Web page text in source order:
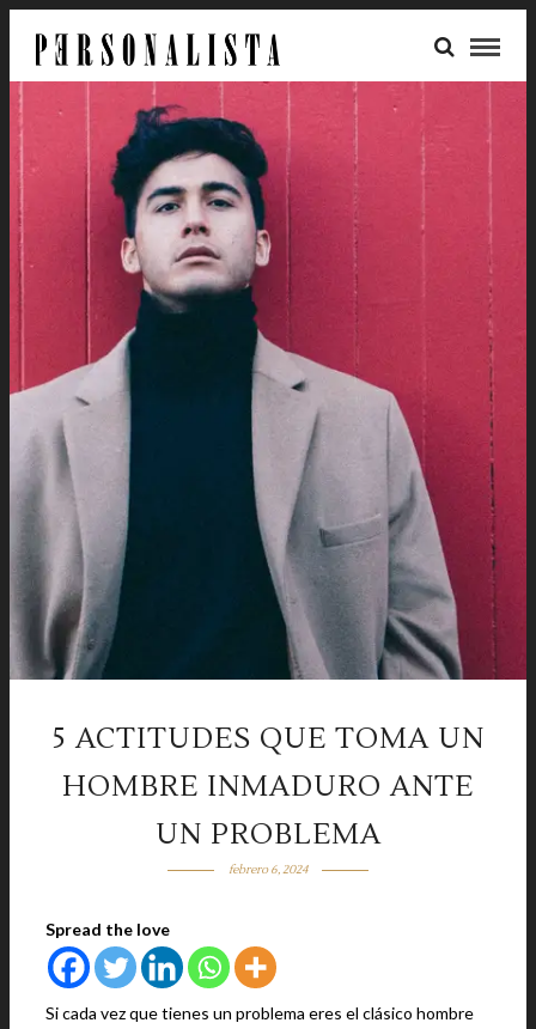
5 ACTITUDES QUE TOMA UN
HOMBRE INMADURO ANTE
UN PROBLEMA
febrero 6, 2024
Spread the love
Si cada vez que tienes un problema eres el clásico hombre